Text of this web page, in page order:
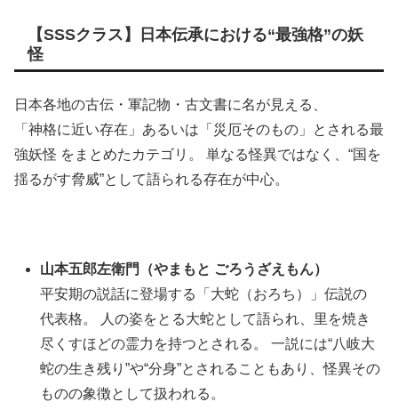
【SSSクラス】日本伝承における“最強格”の妖
怪
日本各地の古伝・軍記物・古文書に名が見える、
「神格に近い存在」あるいは「災厄そのもの」とされる最
強妖怪 をまとめたカテゴリ。 単なる怪異ではなく、“国を
揺るがす脅威”として語られる存在が中心。
山本五郎左衛門（やまもと ごろうざえもん）
平安期の説話に登場する「大蛇（おろち）」伝説の
代表格。 人の姿をとる大蛇として語られ、里を焼き
尽くすほどの霊力を持つとされる。 一説には“八岐大
蛇の生き残り”や“分身”とされることもあり、怪異その
ものの象徴として扱われる。